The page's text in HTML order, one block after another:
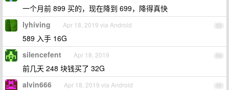
一个月前 899 买的，现在降到 699，降得真快
53
lyhiving Apr 18, 2019 via Android
589 入手 16G
54
silencefent Apr 18, 2019
前几天 248 块钱买了 32G
55
alvin666 Apr 18, 2019 via Android